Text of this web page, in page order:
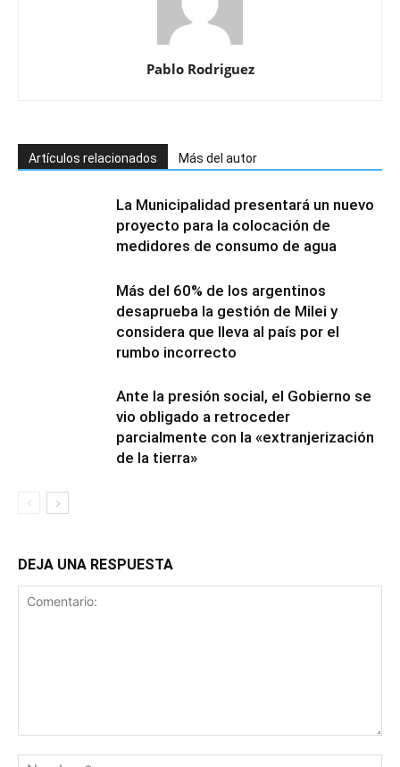
Pablo Rodriguez
Artículos relacionados Más del autor
La Municipalidad presentará un nuevo
proyecto para la colocación de
medidores de consumo de agua
Más del 60% de los argentinos
desaprueba la gestión de Milei y
considera que lleva al país por el
rumbo incorrecto
Ante la presión social, el Gobierno se
vio obligado a retroceder
parcialmente con la «extranjerización
de la tierra»
DEJA UNA RESPUESTA